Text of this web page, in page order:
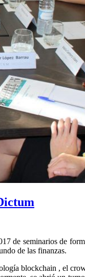
de seminarios de
de las finanzas.
blockchain , el